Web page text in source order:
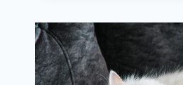
FACTEUR
DE
STRESS
SOUVENT